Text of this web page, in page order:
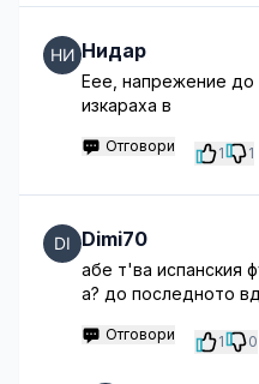
Нидар
Еее, напрежение до
изкараха в
Отговори 1 1
Dimi70
абе т'ва испанския
а? до последното
Отговори 1 0